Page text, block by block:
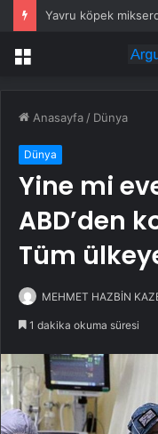
Yavru köpek
Menü
Anasayfa / Dünya
Dünya
Yine mi
ABD’den
Tüm
MEHMET HAZBİN
1 dakika okuma süresi